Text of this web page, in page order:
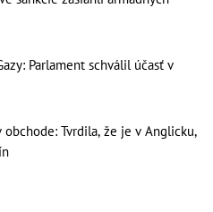
Parlament schválil účasť v
obchode: Tvrdila, že je v Anglicku,